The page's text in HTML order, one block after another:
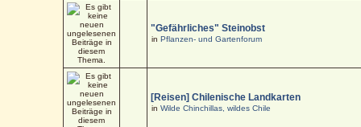
"Gefährliches" Steinobst
inPflanzen- und Gartenforum
[Reisen] Chilenische Landkarten
inWilde Chinchillas, wildes Chile